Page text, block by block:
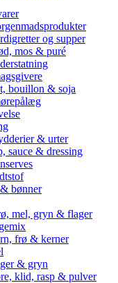
og supper
mos & puré
bouillon & soja
& urter
sauce & dressing
bønner
mel, gryn & flager
frø & kerner
& gryn
klid, rasp & pulver